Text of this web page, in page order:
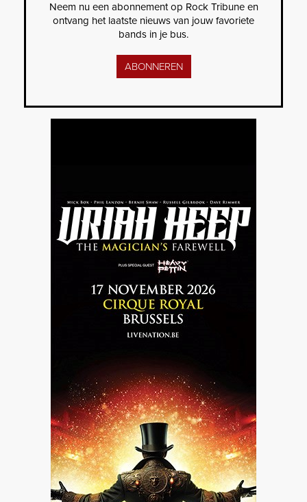
Neem nu een abonnement op Rock Tribune en
ontvang het laatste nieuws van jouw favoriete
bands in je bus.
ABONNEREN